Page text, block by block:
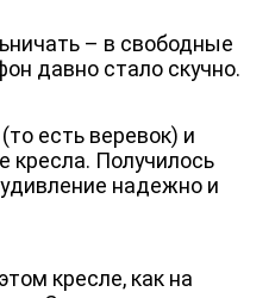
– в свободные
давно стало скучно.
есть веревок) и
кресла. Получилось
надежно и
кресле, как на